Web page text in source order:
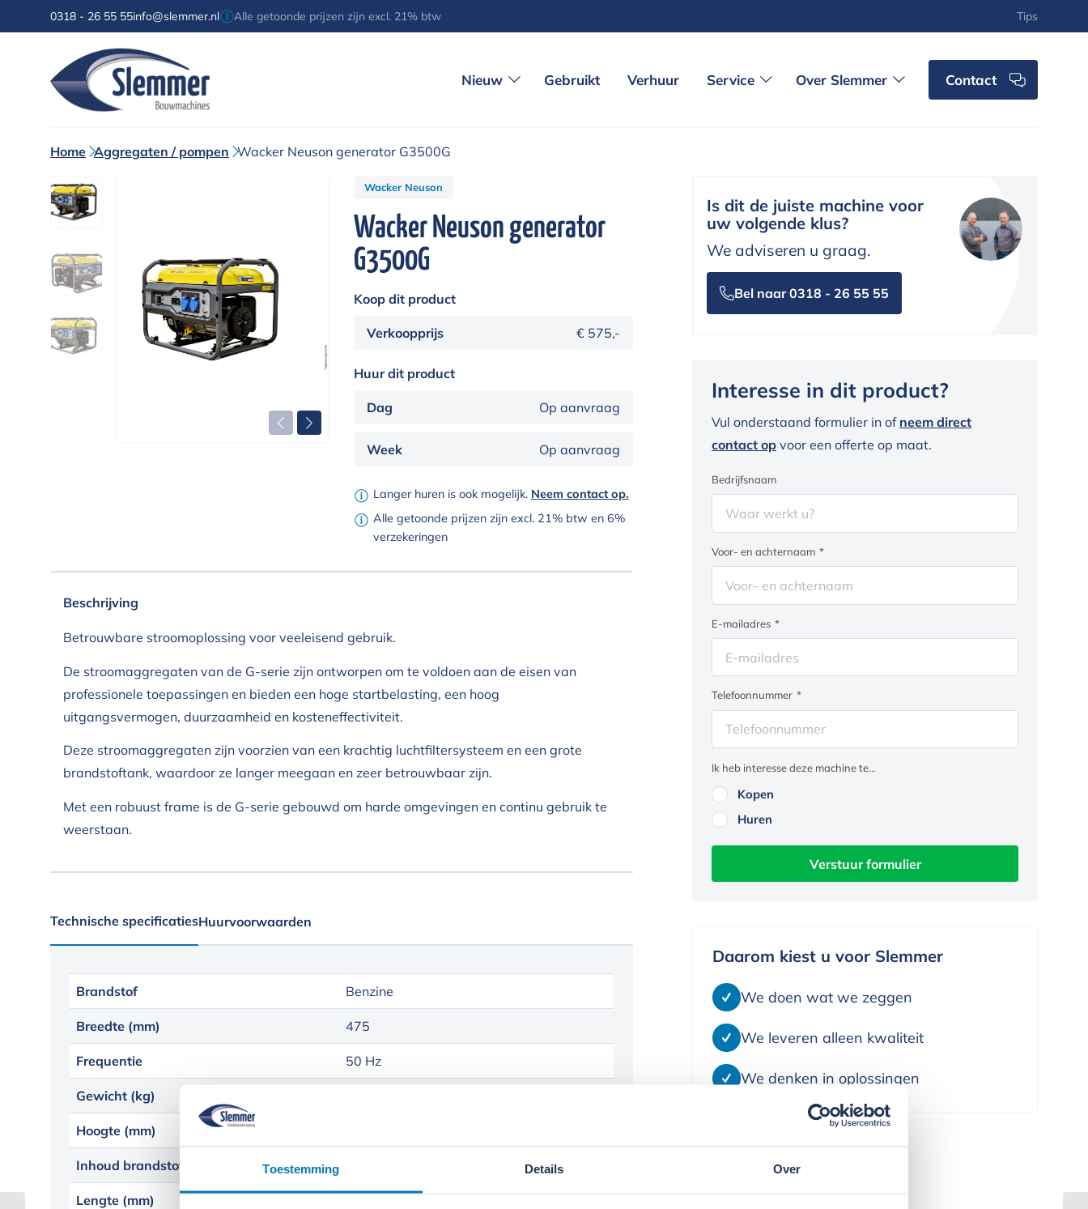
Toestemming Details Over
Tips
0318 - 26 55 55info@slemmer.nl Alle getoonde prijzen zijn excl. 21% btw
Nieuw Gebruikt Verhuur Service Over Slemmer Contact
Home Aggregaten / pompen Wacker Neuson generator G3500G
Wacker Neuson
Wacker Neuson generator
G3500G
Koop dit product
Verkoopprijs € 575,-
Huur dit product
Dag Op aanvraag
Week Op aanvraag
Langer huren is ook mogelijk. Neem contact op.
Alle getoonde prijzen zijn excl. 21% btw en 6%
verzekeringen
Beschrijving
Betrouwbare stroomoplossing voor veeleisend gebruik.
De stroomaggregaten van de G-serie zijn ontworpen om te voldoen aan de eisen van
professionele toepassingen en bieden een hoge startbelasting, een hoog
uitgangsvermogen, duurzaamheid en kosteneffectiviteit.
Deze stroomaggregaten zijn voorzien van een krachtig luchtfiltersysteem en een grote
brandstoftank, waardoor ze langer meegaan en zeer betrouwbaar zijn.
Met een robuust frame is de G-serie gebouwd om harde omgevingen en continu gebruik te
weerstaan.
Technische specificatiesHuurvoorwaarden
Brandstof Benzine
Breedte (mm) 475
Frequentie 50 Hz
Gewicht (kg)
Hoogte (mm)
Inhoud brandstoftank
Lengte (mm)
Is dit de juiste machine voor
uw volgende klus?
We adviseren u graag.
Bel naar 0318 - 26 55 55
Interesse in dit product?
Vul onderstaand formulier in of neem direct
contact op voor een offerte op maat.
Bedrijfsnaam
Voor- en achternaam *
E-mailadres *
Telefoonnummer *
Ik heb interesse deze machine te...
Kopen
Huren
Verstuur formulier
Daarom kiest u voor Slemmer
We doen wat we zeggen
We leveren alleen kwaliteit
We denken in oplossingen